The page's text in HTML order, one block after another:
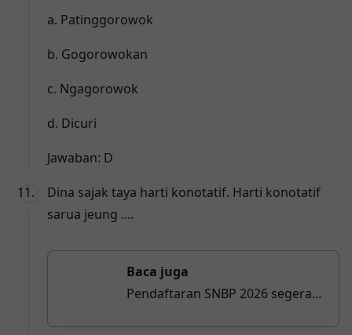
a. Patinggorowok
b. Gogorowokan
c. Ngagorowok
d. Dicuri
Jawaban: D
Dina sajak taya harti konotatif. Harti konotatif
sarua jeung ....
Baca juga
Pendaftaran SNBP 2026 segera